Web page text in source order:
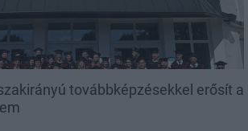
továbbképzésekkel erősít a